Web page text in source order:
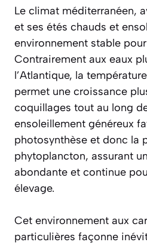
Le climat méditerranéen,
et ses étés chauds et
environnement stable
Contrairement aux eaux
l’Atlantique, la
permet une croissance
coquillages tout au long
ensoleillement généreux
photosynthèse et donc la
phytoplancton, assurant
abondante et continue
élevage.
Cet environnement aux
particulières façonne